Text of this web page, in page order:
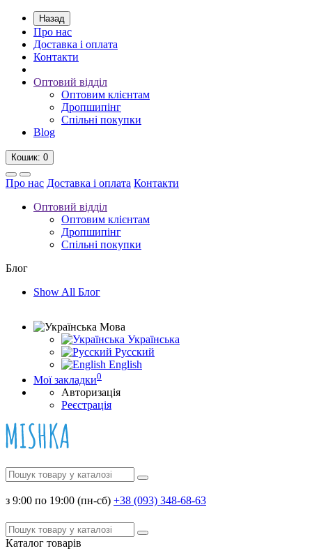
Назад
Про нас
Доставка і оплата
Контакти
Оптовий відділ
Оптовим клієнтам
Дропшипінг
Спільні покупки
Blog
Кошик: 0
Про нас Доставка і оплата Контакти
Оптовий відділ
Оптовим клієнтам
Дропшипінг
Спільні покупки
Блог
Show All Блог
Мова
Українська
Русский
English
Мої закладки0
Авторизація
Реєстрація
з 9:00 по 19:00 (пн-сб) +38 (093) 348-68-63
Каталог товарів